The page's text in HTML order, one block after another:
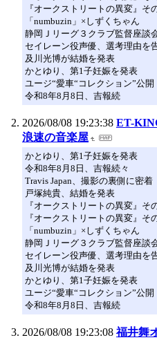
『オークストリートの異変』そ
「numbuzin」×しずくちゃん
静岡Ｊリーグ３クラブ監督座談
セイレーン役声優、選考理由を
及川光博が結婚を発表
かとゆり、第1子妊娠を発表
ユージ“愛車“コレクション”公開
令和8年8月8日、吉報続
2026/08/08 19:23:38 ET-
浪速の音楽屋
かとゆり、第1子妊娠を発表
令和8年8月8日、吉報続々
Travis Japan、撮影の裏側に密着
戸塚純貴、結婚を発表
『オークストリートの異変』そ
『オークストリートの異変』そ
「numbuzin」×しずくちゃん
静岡Ｊリーグ３クラブ監督座談
セイレーン役声優、選考理由を
及川光博が結婚を発表
かとゆり、第1子妊娠を発表
ユージ“愛車“コレクション”公開
令和8年8月8日、吉報続
2026/08/08 19:23:08 福井舞